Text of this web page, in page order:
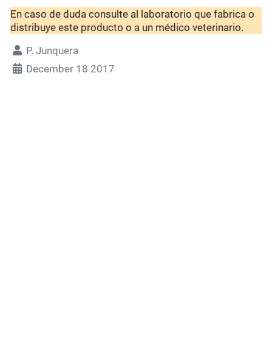
En caso de duda consulte al laboratorio que fabrica o
distribuye este producto o a un médico veterinario.
P. Junquera
December 18 2017